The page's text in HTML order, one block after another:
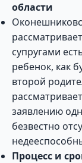
области
супругами
ребенок, как
второй
заявлению
безвестно
Процесс и